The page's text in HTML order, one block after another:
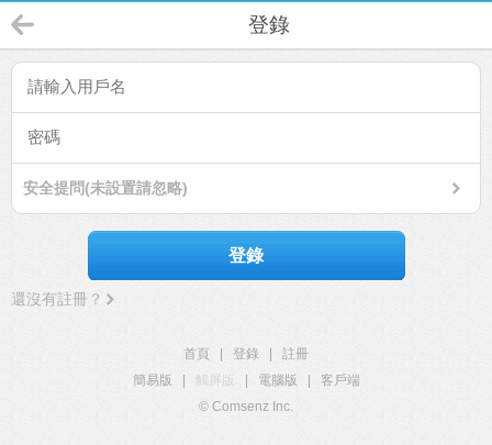
登錄
安全提問(未設置請忽略)
登錄
還沒有註冊？
首頁 登錄
註冊
簡易版
觸屏版 電腦版
客戶端
© Comsenz Inc.